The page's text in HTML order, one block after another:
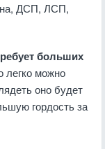
ДСП, ЛСП,
больших
легко можно
оно будет
гордость за